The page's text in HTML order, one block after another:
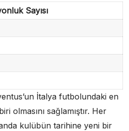
Sayısı
İtalya futbolundaki en
olmasını sağlamıştır. Her
kulübün tarihine yeni bir